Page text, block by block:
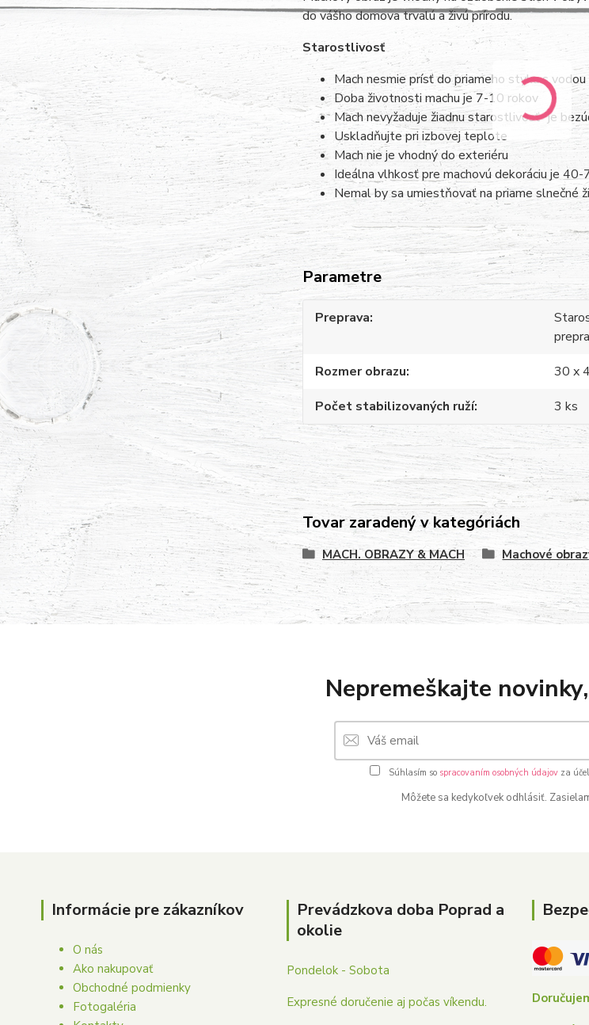
do vášho domova trvalú a živú prírodu.
Starostlivosť
Mach nesmie prísť do priameho styku s vodou
Doba životnosti machu je 7-10 rokov
Mach nevyžaduje žiadnu starostlivosť- je
Uskladňujte pri izbovej teplote
Mach nie je vhodný do exteriéru
Ideálna vlhkosť pre machovú dekoráciu je 40-
Nemal by sa umiestňovať na priame slnečné
Parametre
Preprava
Rozmer obrazu
30 x
Počet stabilizovaných ruží
3 ks
Tovar zaradený v kategóriách
MACH. OBRAZY & MACH Machové
Nepremeškajte
Súhlasím so spracovaním osobných údajovza
Môžete sa kedykoľvek odhlásiť.
Informácie pre zákazníkov
O nás
Ako nakupovať
Obchodné podmienky
Fotogaléria
Prevádzkova doba Poprad a
okolie
Pondelok - Sobota
Expresné doručenie aj počas víkendu.